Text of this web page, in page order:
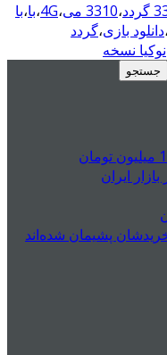
،3310 می ،4G،با،با
،دانلود بازی،گردد
نوکیا نسخه
پشیمان شده‌اند